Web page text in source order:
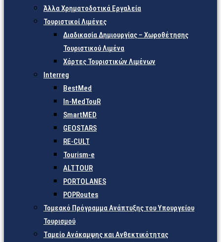
Άλλα Χρηματοδοτικά Εργαλεία
Τουριστικοί Λιμένες
Διαδικασία Δημιουργίας – Χωροθέτησης
Τουριστικού Λιμένα
Χάρτες Τουριστικών Λιμένων
Interreg
BestMed
In-MedTouR
SmartMED
GEOSTARS
RE-CULT
Tourism-e
ALTTOUR
PORTOLANES
POPRoutes
Τομεακό Πρόγραμμα Ανάπτυξης του Υπουργείου
Τουρισμού
Ταμείο Ανάκαμψης και Ανθεκτικότητας